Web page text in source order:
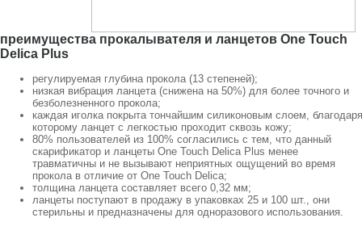
преимущества прокалывателя и ланцетов One Touch
Delica Plus
регулируемая глубина прокола (13 степеней);
низкая вибрация ланцета (снижена на 50%) для более точного и
безболезненного прокола;
каждая иголка покрыта тончайшим силиконовым слоем, благодаря
которому ланцет с легкостью проходит сквозь кожу;
80% пользователей из 100% согласились с тем, что данный
скарификатор и ланцеты One Touch Delica Plus менее
травматичны и не вызывают неприятных ощущений во время
прокола в отличие от One Touch Delica;
толщина ланцета составляет всего 0,32 мм;
ланцеты поступают в продажу в упаковках 25 и 100 шт., они
стерильны и предназначены для одноразового использования.